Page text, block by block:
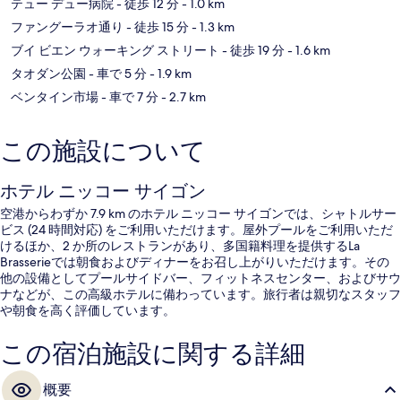
テュー デュー病院- 徒歩 12 分- 1.0 km
ファングーラオ通り - 徒歩 15 分- 1.3 km
ブイ ビエン ウォーキング ストリート - 徒歩 19 分- 1.6 km
タオダン公園 - 車で 5 分- 1.9 km
ベンタイン市場- 車で 7 分- 2.7 km
この施設について
ホテル ニッコー サイゴン
空港からわずか 7.9 km のホテル ニッコー サイゴンでは、シャトルサー
ビス (24 時間対応) をご利用いただけます。屋外プールをご利用いただ
けるほか、2 か所のレストランがあり、多国籍料理を提供するLa
Brasserieでは朝食およびディナーをお召し上がりいただけます。その
他の設備としてプールサイドバー、フィットネスセンター、およびサウ
ナなどが、この高級ホテルに備わっています。旅行者は親切なスタッフ
や朝食を高く評価しています。
この宿泊施設に関する詳細
概要